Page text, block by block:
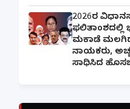
2026ರ
ಫಲಿತಾಂಶದಲ್ಲಿ
ಮಕಾಡೆ
ನಾಯಕರು,
ಸಾಧಿಸಿದ